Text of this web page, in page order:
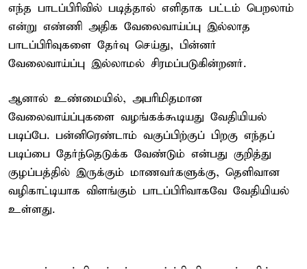
எந்த பாடப்பிரிவில் படித்தால் எளிதாக பட்டம் பெறலாம்
என்று எண்ணி அதிக வேலைவாய்ப்பு இல்லாத
பாடப்பிரிவுகளை தேர்வு செய்து, பின்னர்
வேலைவாய்ப்பு இல்லாமல் சிரமப்படுகின்றனர்.
ஆனால் உண்மையில், அபரிமிதமான
வேலைவாய்ப்புகளை வழங்கக்கூடியது வேதியியல்
படிப்பே. பன்னிரெண்டாம் வகுப்பிற்குப் பிறகு எந்தப்
படிப்பை தேர்ந்தெடுக்க வேண்டும் என்பது குறித்து
குழப்பத்தில் இருக்கும் மாணவர்களுக்கு, தெளிவான
வழிகாட்டியாக விளங்கும் பாடப்பிரிவாகவே வேதியியல்
உள்ளது.